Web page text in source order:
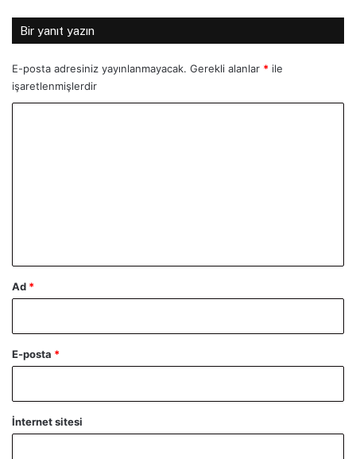
Bir yanıt yazın
E-posta adresiniz yayınlanmayacak. Gerekli alanlar * ile
işaretlenmişlerdir
Ad *
E-posta *
İnternet sitesi